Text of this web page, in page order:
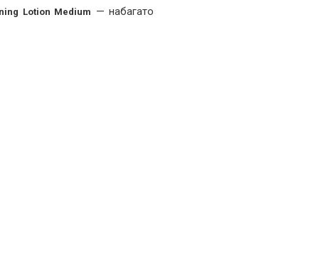
Lotion Medium — набагато